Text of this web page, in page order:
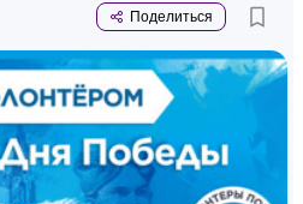
Поделиться